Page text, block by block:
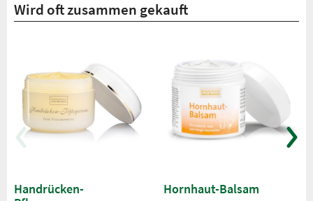
Wird oft zusammen gekauft
Handrücken-
Hornhaut-Balsam